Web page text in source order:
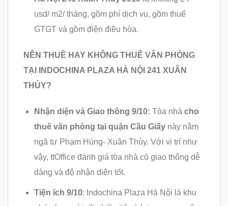
usd/ m2/ tháng, gồm phí dịch vụ, gồm thuế
GTGT và gồm điện điều hòa.
NÊN THUÊ HAY KHÔNG THUÊ VĂN PHÒNG
TẠI INDOCHINA PLAZA HÀ NỘI 241 XUÂN
THỦY?
Nhận diện và Giao thông 9/10: Tòa nhà cho
thuê văn phòng tại quận Cầu Giấynày nằm
ngã tư Phạm Hùng- Xuân Thủy. Với vị trí như
vậy, ttOffice đánh giá tòa nhà có giao thông dễ
dàng và độ nhận diện tốt.
Tiện ích 9/10: Indochina Plaza Hà Nội là khu